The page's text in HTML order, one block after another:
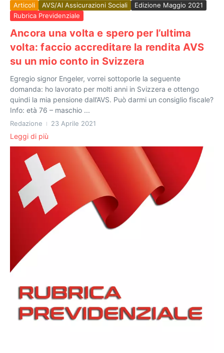
Articoli AVS/AI Assicurazioni Sociali
Edizione Maggio 2021
Rubrica Previdenziale
Ancora una volta e spero per l’ultima
volta: faccio accreditare la rendita AVS
su un mio conto in Svizzera
Egregio signor Engeler, vorrei sottoporle la seguente
domanda: ho lavorato per molti anni in Svizzera e ottengo
quindi la mia pensione dall’AVS. Può darmi un consiglio fiscale?
Info: età 76 – maschio ...
Redazione 23 Aprile 2021
Leggi di più